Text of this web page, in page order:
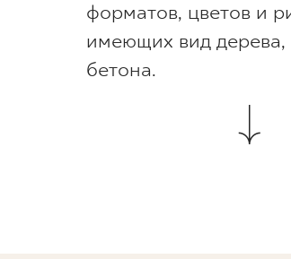
форматов, цветов и
имеющих вид дерева,
бетона.